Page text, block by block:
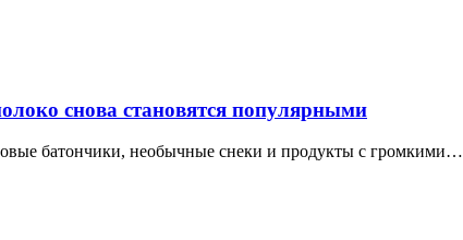
снова становятся популярными
батончики, необычные снеки и продукты с громкими…